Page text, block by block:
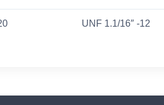
UNF 1.1/16″ -12